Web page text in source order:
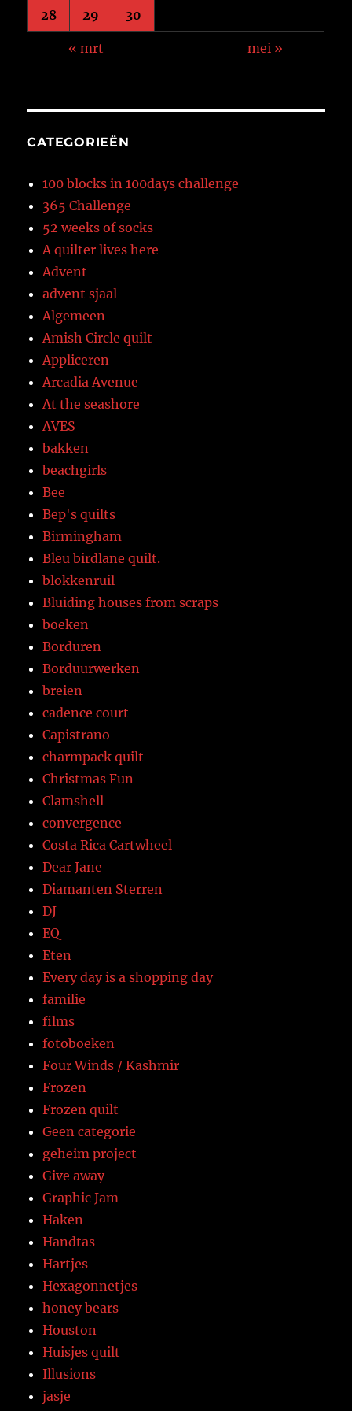
28 29 30
« mrt mei »
CATEGORIEËN
100 blocks in 100days challenge
365 Challenge
52 weeks of socks
A quilter lives here
Advent
advent sjaal
Algemeen
Amish Circle quilt
Appliceren
Arcadia Avenue
At the seashore
AVES
bakken
beachgirls
Bee
Bep's quilts
Birmingham
Bleu birdlane quilt.
blokkenruil
Bluiding houses from scraps
boeken
Borduren
Borduurwerken
breien
cadence court
Capistrano
charmpack quilt
Christmas Fun
Clamshell
convergence
Costa Rica Cartwheel
Dear Jane
Diamanten Sterren
DJ
EQ
Eten
Every day is a shopping day
familie
films
fotoboeken
Four Winds / Kashmir
Frozen
Frozen quilt
Geen categorie
geheim project
Give away
Graphic Jam
Haken
Handtas
Hartjes
Hexagonnetjes
honey bears
Houston
Huisjes quilt
Illusions
jasje